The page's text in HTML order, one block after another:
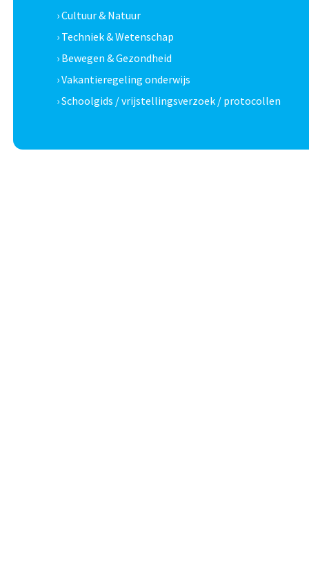
› Cultuur & Natuur
› Techniek & Wetenschap
› Bewegen & Gezondheid
› Vakantieregeling onderwijs
› Schoolgids / vrijstellingsverzoek / protocollen